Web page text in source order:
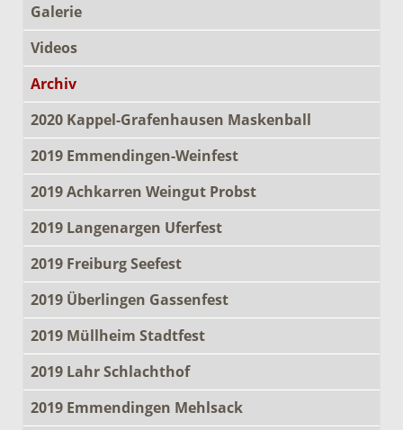
Galerie
Videos
Archiv
2020 Kappel-Grafenhausen Maskenball
2019 Emmendingen-Weinfest
2019 Achkarren Weingut Probst
2019 Langenargen Uferfest
2019 Freiburg Seefest
2019 Überlingen Gassenfest
2019 Müllheim Stadtfest
2019 Lahr Schlachthof
2019 Emmendingen Mehlsack